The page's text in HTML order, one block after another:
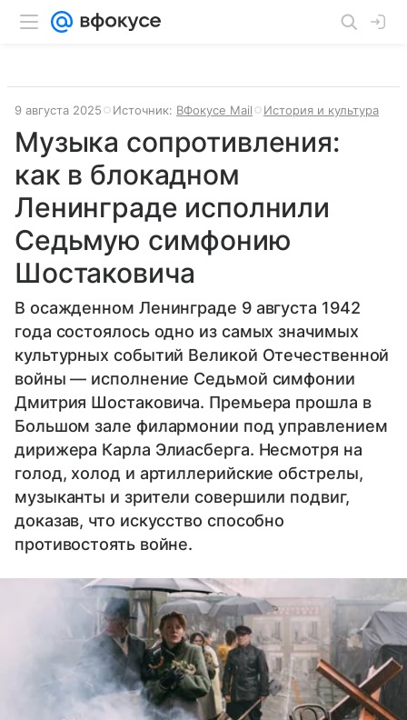
9 августа 2025 Источник: ВФокусе Mail История и культура
Музыка сопротивления:
как в блокадном
Ленинграде исполнили
Седьмую симфонию
Шостаковича
В осажденном Ленинграде 9 августа 1942
года состоялось одно из самых значимых
культурных событий Великой Отечественной
войны — исполнение Седьмой симфонии
Дмитрия Шостаковича. Премьера прошла в
Большом зале филармонии под управлением
дирижера Карла Элиасберга. Несмотря на
голод, холод и артиллерийские обстрелы,
музыканты и зрители совершили подвиг,
доказав, что искусство способно
противостоять войне.